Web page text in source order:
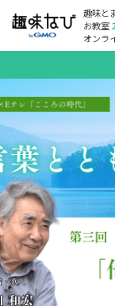
趣味と
お教室
オンラ